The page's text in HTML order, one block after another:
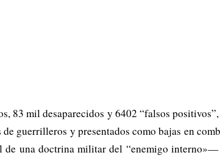
83 mil desaparecidos y 6402 “falsos
guerrilleros y presentados como bajas en
una doctrina militar del “enemigo